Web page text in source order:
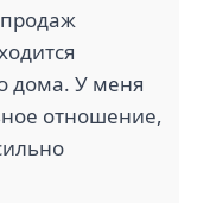
дома. У меня
отношение,